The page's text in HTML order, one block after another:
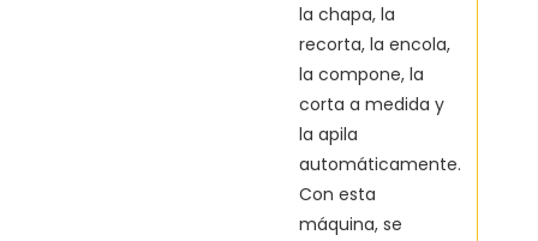
la chapa, la
recorta, la encola,
la compone, la
corta a medida y
la apila
automáticamente.
Con esta
máquina, se